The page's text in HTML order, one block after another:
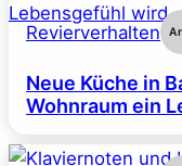
Revierverhalten
Neue Küche in
Wohnraum ein